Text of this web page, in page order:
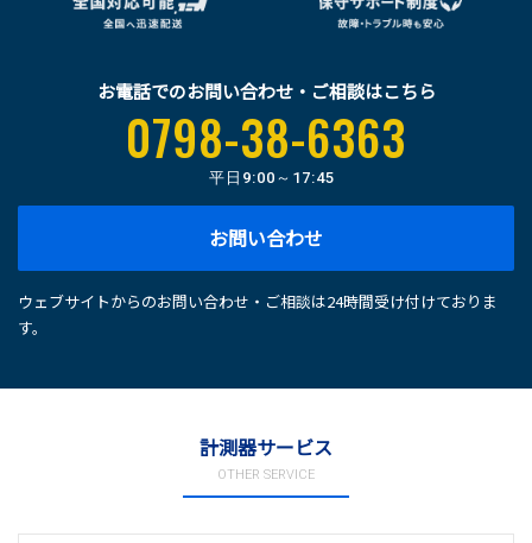
お電話でのお問い合わせ・ご相談はこちら
0798-38-6363
平日 9:00～17:45
お問い合わせ
ウェブサイトからのお問い合わせ・ご相談は24時間受け付けておりま
す。
計測器サービス
OTHER SERVICE